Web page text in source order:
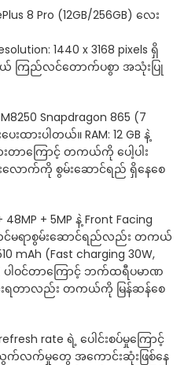
8 Pro (12GB/256GB) လေး
1440 x 3168 pixels ရှိ
ယ် ကြည်လင်တောက်ပစွာ အသုံးပြု
Snapdragon 865 (7
းထားပါတယ်။ RAM: 12 GB နဲ့
းတာကြောင့် တကယ်ကို ပေါ့ပါး
ာက်ကို စွမ်းဆောင်ရည် ရှိနေစေ
+ 5MP နဲ့ Front Facing
ကင်မရာစွမ်းဆောင်ရည်လည်း တကယ်
mAh (Fast charging 30W,
ပါဝင်တာကြောင့် ဘက်ထရီပမာဏ
ရတာလည်း တကယ်ကို မြန်ဆန်စေ
refresh rate ရဲ့ ပေါင်းစပ်မှုကြောင့်
က်လက်မှုတွေ အကောင်းဆုံးဖြစ်နေ